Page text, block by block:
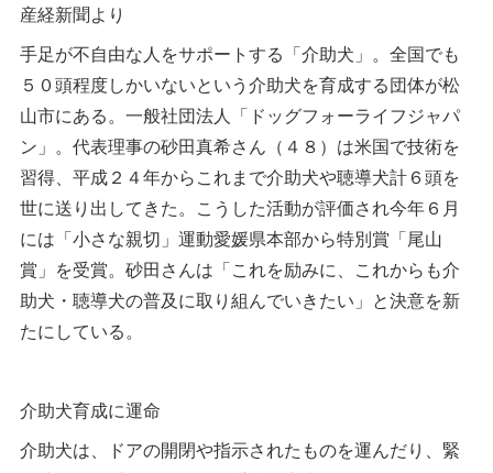
産経新聞より
手足が不自由な人をサポートする「介助犬」。全国でも
５０頭程度しかいないという介助犬を育成する団体が松
山市にある。一般社団法人「ドッグフォーライフジャパ
ン」。代表理事の砂田真希さん（４８）は米国で技術を
習得、平成２４年からこれまで介助犬や聴導犬計６頭を
世に送り出してきた。こうした活動が評価され今年６月
には「小さな親切」運動愛媛県本部から特別賞「尾山
賞」を受賞。砂田さんは「これを励みに、これからも介
助犬・聴導犬の普及に取り組んでいきたい」と決意を新
たにしている。
介助犬育成に運命
介助犬は、ドアの開閉や指示されたものを運んだり、緊